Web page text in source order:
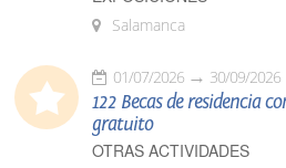
Salamanca
01/07/2026 30/09/2026
122 Becas de residencia
gratuito
OTRAS ACTIVIDADES